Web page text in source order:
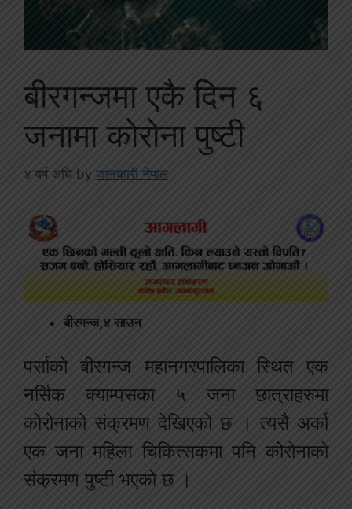
बीरगन्जमा एकै दिन ६
जनामा कोरोना पुष्टी
४ वर्ष अघि by जानकारी नेपाल
बीरगन्ज,४ साउन
पर्साको बीरगन्ज महानगरपालिका स्थित एक
नर्सिक क्याम्पसका ५ जना छात्राहरुमा
कोरोनाको संक्रमण देखिएको छ । त्यसै अर्का
एक जना महिला चिकित्सकमा पनि कोरोनाको
संक्रमण पुष्टी भएको छ ।